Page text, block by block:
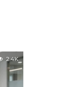
2.4K